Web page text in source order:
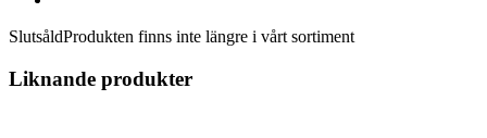
SlutsåldProdukten finns inte längre i vårt sortiment
Liknande produkter